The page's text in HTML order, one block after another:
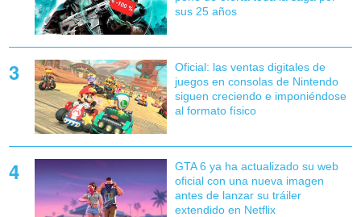
sus 25 años
Oficial: las ventas digitales de
juegos en consolas de Nintendo
siguen creciendo e imponiéndose
al formato físico
GTA 6 ya ha actualizado su web
oficial con una nueva imagen
antes de lanzar su tráiler
extendido en Netflix